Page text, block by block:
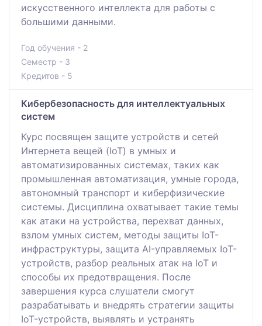
искусственного интеллекта для работы с
большими данными.
Год обучения - 2
Семестр - 3
Кредитов - 5
Кибербезопасность для интеллектуальных
систем
Курс посвящен защите устройств и сетей
Интернета вещей (IoT) в умных и
автоматизированных системах, таких как
промышленная автоматизация, умные города,
автономный транспорт и киберфизические
системы. Дисциплина охватывает такие темы
как атаки на устройства, перехват данных,
взлом умных систем, методы защиты IoT-
инфраструктуры, защита AI-управляемых IoT-
устройств, разбор реальных атак на IoT и
способы их предотвращения. После
завершения курса слушатели смогут
разрабатывать и внедрять стратегии защиты
IoT-устройств, выявлять и устранять